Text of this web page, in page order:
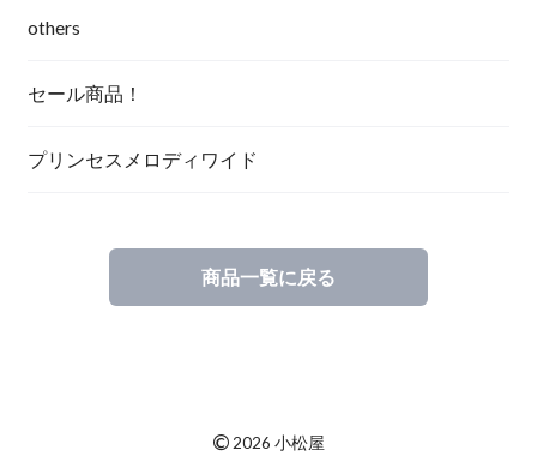
others
セール商品！
プリンセスメロディワイド
商品一覧に戻る
©2026 小松屋